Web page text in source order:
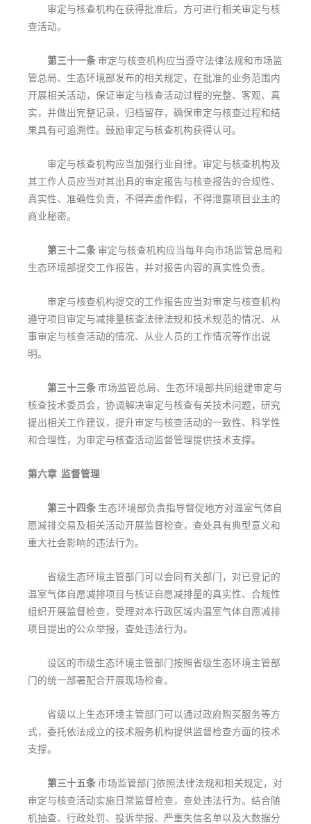
审定与核查机构在获得批准后，方可进行相关审定与核
查活动。
第三十一条 审定与核查机构应当遵守法律法规和市场监
管总局、生态环境部发布的相关规定，在批准的业务范围内
开展相关活动，保证审定与核查活动过程的完整、客观、真
实，并做出完整记录，归档留存，确保审定与核查过程和结
果具有可追溯性。鼓励审定与核查机构获得认可。
审定与核查机构应当加强行业自律。审定与核查机构及
其工作人员应当对其出具的审定报告与核查报告的合规性、
真实性、准确性负责，不得弄虚作假，不得泄露项目业主的
商业秘密。
第三十二条 审定与核查机构应当每年向市场监管总局和
生态环境部提交工作报告，并对报告内容的真实性负责。
审定与核查机构提交的工作报告应当对审定与核查机构
遵守项目审定与减排量核查法律法规和技术规范的情况、从
事审定与核查活动的情况、从业人员的工作情况等作出说
明。
第三十三条市场监管总局、生态环境部共同组建审定与
核查技术委员会，协调解决审定与核查有关技术问题，研究
提出相关工作建议，提升审定与核查活动的一致性、科学性
和合理性，为审定与核查活动监督管理提供技术支撑。
第六章 监督管理
第三十四条 生态环境部负责指导督促地方对温室气体自
愿减排交易及相关活动开展监督检查，查处具有典型意义和
重大社会影响的违法行为。
省级生态环境主管部门可以会同有关部门，对已登记的
温室气体自愿减排项目与核证自愿减排量的真实性、合规性
组织开展监督检查，受理对本行政区域内温室气体自愿减排
项目提出的公众举报，查处违法行为。
设区的市级生态环境主管部门按照省级生态环境主管部
门的统一部署配合开展现场检查。
省级以上生态环境主管部门可以通过政府购买服务等方
式，委托依法成立的技术服务机构提供监督检查方面的技术
支撑。
第三十五条市场监管部门依照法律法规和相关规定，对
审定与核查活动实施日常监督检查，查处违法行为。结合随
机抽查、行政处罚、投诉举报、严重失信名单以及大数据分